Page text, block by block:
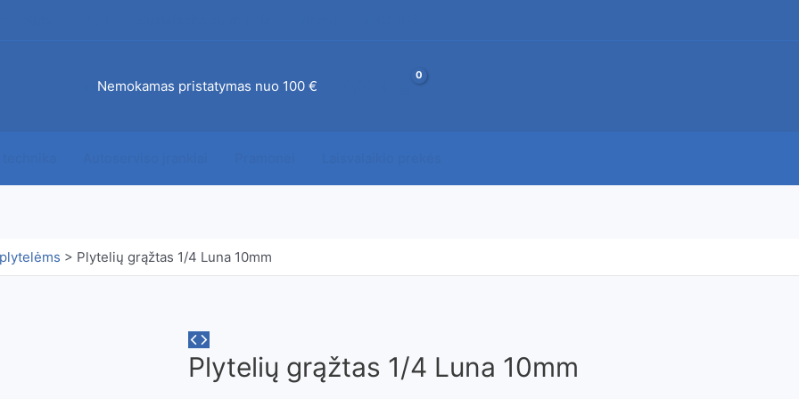
Nemokamas pristatymas nuo 100 €
> Plytelių grąžtas 1/4 Luna 10mm
Plytelių grąžtas 1/4 Luna 10mm